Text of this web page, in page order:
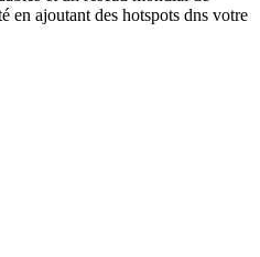
en ajoutant des hotspots dns votre